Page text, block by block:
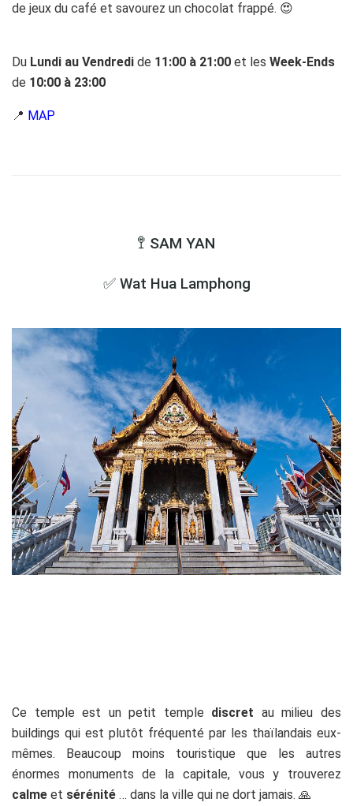
de jeux du café et savourez un chocolat frappé. 😍
Du Lundi au Vendredi de 11:00 à 21:00 et les Week-Ends
de 10:00 à 23:00
📍 MAP
🚏 SAM YAN
✅ Wat Hua Lamphong
Ce temple est un petit temple discret au milieu des
buildings qui est plutôt fréquenté par les thaïlandais eux-
mêmes. Beaucoup moins touristique que les autres
énormes monuments de la capitale, vous y trouverez
calme et sérénité … dans la ville qui ne dort jamais. 🙏